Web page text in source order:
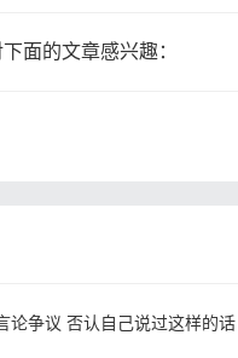
面的文章感兴趣：
论争议 否认自己说过这样的话